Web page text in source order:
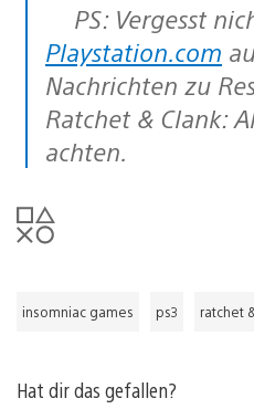
PS: Vergesst
Playstation.com
Nachrichten zu
Ratchet & Clank:
achten.
insomniac games ps3 ratchet
Hat dir das gefallen?